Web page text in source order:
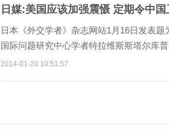
日媒:美国应该加强震慑 定期令中
日本《外交学者》杂志网站1月16日发表
国际问题研究中心学者特拉维斯斯塔尔库
2014-01-20 10:51:57